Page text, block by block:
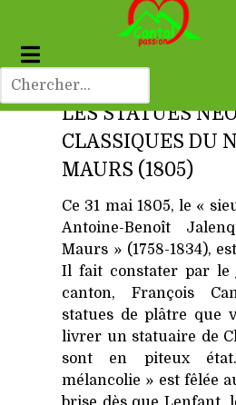
LES STATUES
CLASSIQUES DU
MAURS (1805)
Ce 31 mai 1805, le «
Antoine-Benoît
Maurs » (1758-1834),
Il fait constater par le
canton, François
statues de plâtre que
livrer un statuaire de
sont en piteux
mélancolie » est fêlée